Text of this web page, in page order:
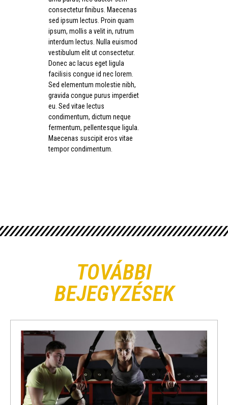
consectetur finibus. Maecenas
sed ipsum lectus. Proin quam
ipsum, mollis a velit in, rutrum
interdum lectus. Nulla euismod
vestibulum elit ut consectetur.
Donec ac lacus eget ligula
facilisis congue id nec lorem.
Sed elementum molestie nibh,
gravida congue purus imperdiet
eu. Sed vitae lectus
condimentum, dictum neque
fermentum, pellentesque ligula.
Maecenas suscipit eros vitae
tempor condimentum.
TOVÁBBI
BEJEGYZÉSEK